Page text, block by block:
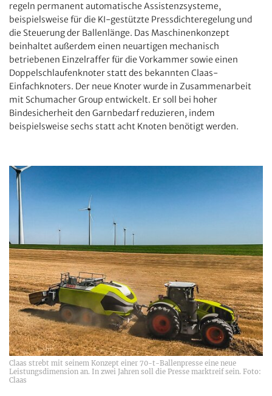
regeln permanent automatische Assistenzsysteme,
beispielsweise für die KI-gestützte Pressdichteregelung und
die Steuerung der Ballenlänge. Das Maschinenkonzept
beinhaltet außerdem einen neuartigen mechanisch
betriebenen Einzelraffer für die Vorkammer sowie einen
Doppelschlaufenknoter statt des bekannten Claas-
Einfachknoters. Der neue Knoter wurde in Zusammenarbeit
mit Schumacher Group entwickelt. Er soll bei hoher
Bindesicherheit den Garnbedarf reduzieren, indem
beispielsweise sechs statt acht Knoten benötigt werden.
Claas strebt mit seinem Konzept einer 70-t-Ballenpresse eine neue
Leistungsdimension an. In zwei Jahren soll die Presse marktreif sein. Foto:
Claas